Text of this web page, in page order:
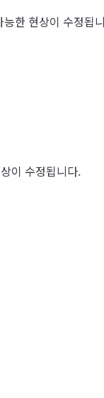
한 현상이 수정됩
이 수정됩니다.